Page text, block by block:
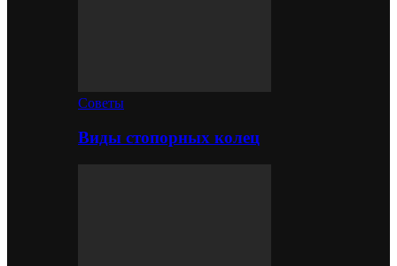
Советы
Виды стопорных колец